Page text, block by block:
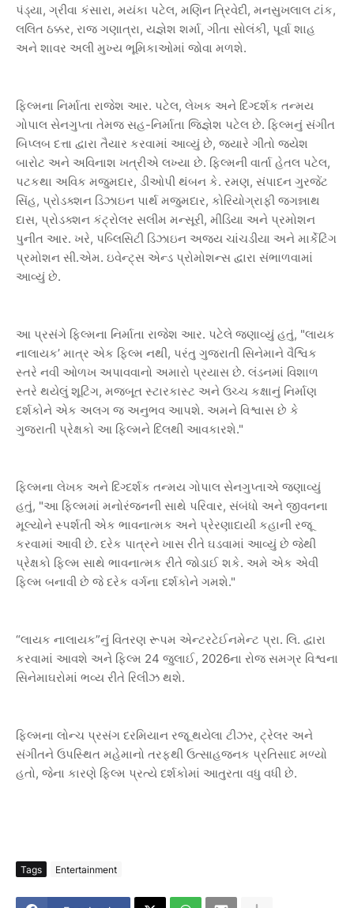
પંડ્યા, ગ્રીવા કંસારા, મયંકા પટેલ, મણિન ત્રિવેદી, મનસુખલાલ ટાંક,
લલિત ઠક્કર, રાજ ગણાત્રા, યજ્ઞેશ શર્મા, ગીતા સોલંકી, પૂર્વા શાહ
અને શાવર અલી મુખ્ય ભૂમિકાઓમાં જોવા મળશે.
ફિલ્મના નિર્માતા રાજેશ આર. પટેલ, લેખક અને દિગ્દર્શક તન્મય
ગોપાલ સેનગુપ્તા તેમજ સહ-નિર્માતા જિજ્ઞેશ પટેલ છે. ફિલ્મનું સંગીત
બિપ્લબ દત્તા દ્વારા તૈયાર કરવામાં આવ્યું છે, જ્યારે ગીતો જયેશ
બારોટ અને અવિનાશ ખત્રીએ લખ્યા છે. ફિલ્મની વાર્તા હેતલ પટેલ,
પટકથા અવિક મજુમદાર, ડીઓપી થંબન કે. રમણ, સંપાદન ગુરજેંટ
સિંહ, પ્રોડક્શન ડિઝાઇન પાર્થ મજુમદાર, કોરિયોગ્રાફી જગન્નાથ
દાસ, પ્રોડક્શન કંટ્રોલર સલીમ મન્સૂરી, મીડિયા અને પ્રમોશન
પુનીત આર. ખરે, પબ્લિસિટી ડિઝાઇન અજય ચાંચડીયા અને માર્કેટિંગ
પ્રમોશન સી.એમ. ઇવેન્ટ્સ એન્ડ પ્રોમોશન્સ દ્વારા સંભાળવામાં
આવ્યું છે.
આ પ્રસંગે ફિલ્મના નિર્માતા રાજેશ આર. પટેલે જણાવ્યું હતું, "લાયક
નાલાયક’ માત્ર એક ફિલ્મ નથી, પરંતુ ગુજરાતી સિનેમાને વૈશ્વિક
સ્તરે નવી ઓળખ અપાવવાનો અમારો પ્રયાસ છે. લંડનમાં વિશાળ
સ્તરે થયેલું શૂટિંગ, મજબૂત સ્ટારકાસ્ટ અને ઉચ્ચ કક્ષાનું નિર્માણ
દર્શકોને એક અલગ જ અનુભવ આપશે. અમને વિશ્વાસ છે કે
ગુજરાતી પ્રેક્ષકો આ ફિલ્મને દિલથી આવકારશે."
ફિલ્મના લેખક અને દિગ્દર્શક તન્મય ગોપાલ સેનગુપ્તાએ જણાવ્યું
હતું, "આ ફિલ્મમાં મનોરંજનની સાથે પરિવાર, સંબંધો અને જીવનના
મૂલ્યોને સ્પર્શતી એક ભાવનાત્મક અને પ્રેરણાદાયી કહાની રજૂ
કરવામાં આવી છે. દરેક પાત્રને ખાસ રીતે ઘડવામાં આવ્યું છે જેથી
પ્રેક્ષકો ફિલ્મ સાથે ભાવનાત્મક રીતે જોડાઈ શકે. અમે એક એવી
ફિલ્મ બનાવી છે જે દરેક વર્ગના દર્શકોને ગમશે."
“લાયક નાલાયક”નું વિતરણ રૂપમ એન્ટરટેઈનમેન્ટ પ્રા. લિ. દ્વારા
કરવામાં આવશે અને ફિલ્મ 24 જુલાઈ, 2026ના રોજ સમગ્ર વિશ્વના
સિનેમાઘરોમાં ભવ્ય રીતે રિલીઝ થશે.
ફિલ્મના લોન્ચ પ્રસંગ દરમિયાન રજૂ થયેલા ટીઝર, ટ્રેલર અને
સંગીતને ઉપસ્થિત મહેમાનો તરફથી ઉત્સાહજનક પ્રતિસાદ મળ્યો
હતો, જેના કારણે ફિલ્મ પ્રત્યે દર્શકોમાં આતુરતા વધુ વધી છે.
Tags Entertainment